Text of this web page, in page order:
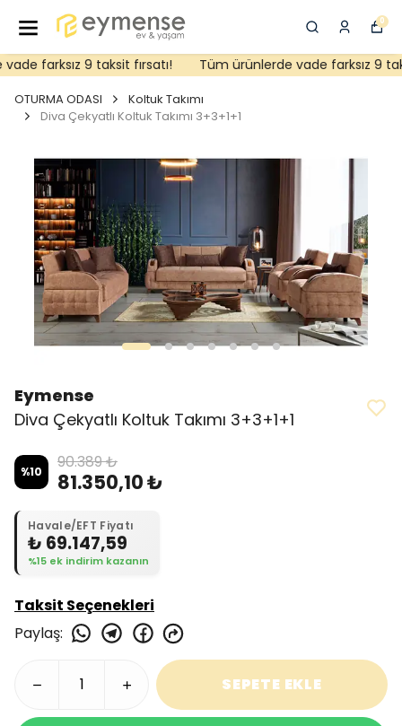
0
farksız 9 taksit fırsatı! Tüm ürünlerde vade farksız 9
OTURMA ODASI
Koltuk Takımı
Diva Çekyatlı Koltuk Takımı 3+3+1+1
Eymense
Diva Çekyatlı Koltuk Takımı 3+3+1+1
%10 90.389 ₺
81.350,10 ₺
Havale/EFT Fiyatı
₺ 69.147,59
%15 ek indirim kazanın
Taksit Seçenekleri
Paylaş:
SEPETE EKLE